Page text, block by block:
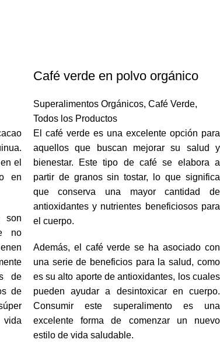
el
en
son
no
de
de
Café verde en polvo orgánico
Superalimentos Orgánicos, Café Verde,
Todos los Productos
El café verde es una excelente opción para
aquellos que buscan mejorar su salud y
bienestar. Este tipo de café se elabora a
partir de granos sin tostar, lo que significa
que conserva una mayor cantidad de
antioxidantes y nutrientes beneficiosos para
el cuerpo.
Además, el café verde se ha asociado con
una serie de beneficios para la salud, como
es su alto aporte de antioxidantes, los cuales
pueden ayudar a desintoxicar en cuerpo.
Consumir este superalimento es una
excelente forma de comenzar un nuevo
estilo de vida saludable.